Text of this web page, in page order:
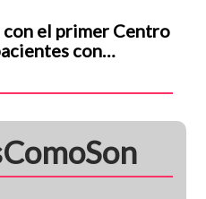
con el primer Centro
con